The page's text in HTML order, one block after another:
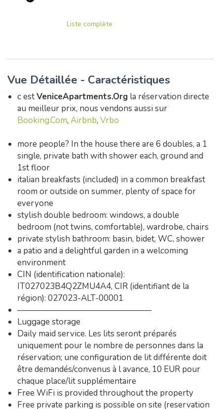
Liste complète
Vue Détaillée - Caractéristiques
c estVeniceApartments.Org la réservation directe
au meilleur prix, nous vendons aussi sur
Booking.Com, Airbnb, Vrbo
more people? In the house there are 6 doubles, a 1
single, private bath with shower each, ground and
1st floor
italian breakfasts (included) in a common breakfast
room or outside on summer, plenty of space for
everyone
stylish double bedroom: windows, a double
bedroom (not twins, comfortable), wardrobe, chairs
private stylish bathroom: basin, bidet, WC, shower
a patio and a delightful garden in a welcoming
environment
CIN (identification nationale):
IT027023B4Q2ZMU4A4, CIR (identifiant de la
région): 027023-ALT-00001
————————————————
Luggage storage
Daily maid service. Les lits seront préparés
uniquement pour le nombre de personnes dans la
réservation; une configuration de lit différente doit
être demandés/convenus à l avance, 10 EUR pour
chaque place/lit supplémentaire
Free WiFi is provided throughout the property
Free private parking is possible on site (reservation